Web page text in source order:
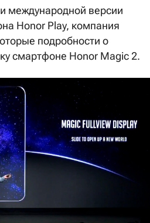
международной версии
Honor Play, компания
подробности о
смартфоне Honor Magic 2.